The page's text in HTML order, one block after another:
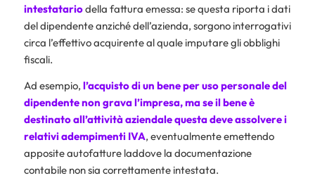
intestatariodella fattura emessa: se questa riporta i dati
del dipendente anziché dell’azienda, sorgono interrogativi
circa l’effettivo acquirente al quale imputare gli obblighi
fiscali.
Ad esempio, l’acquisto di un bene per uso personale del
dipendente non grava l’impresa, ma se il bene è
destinato all’attività aziendale questa deve assolvere i
relativi adempimenti IVA, eventualmente emettendo
apposite autofatture laddove la documentazione
contabile non sia correttamente intestata.